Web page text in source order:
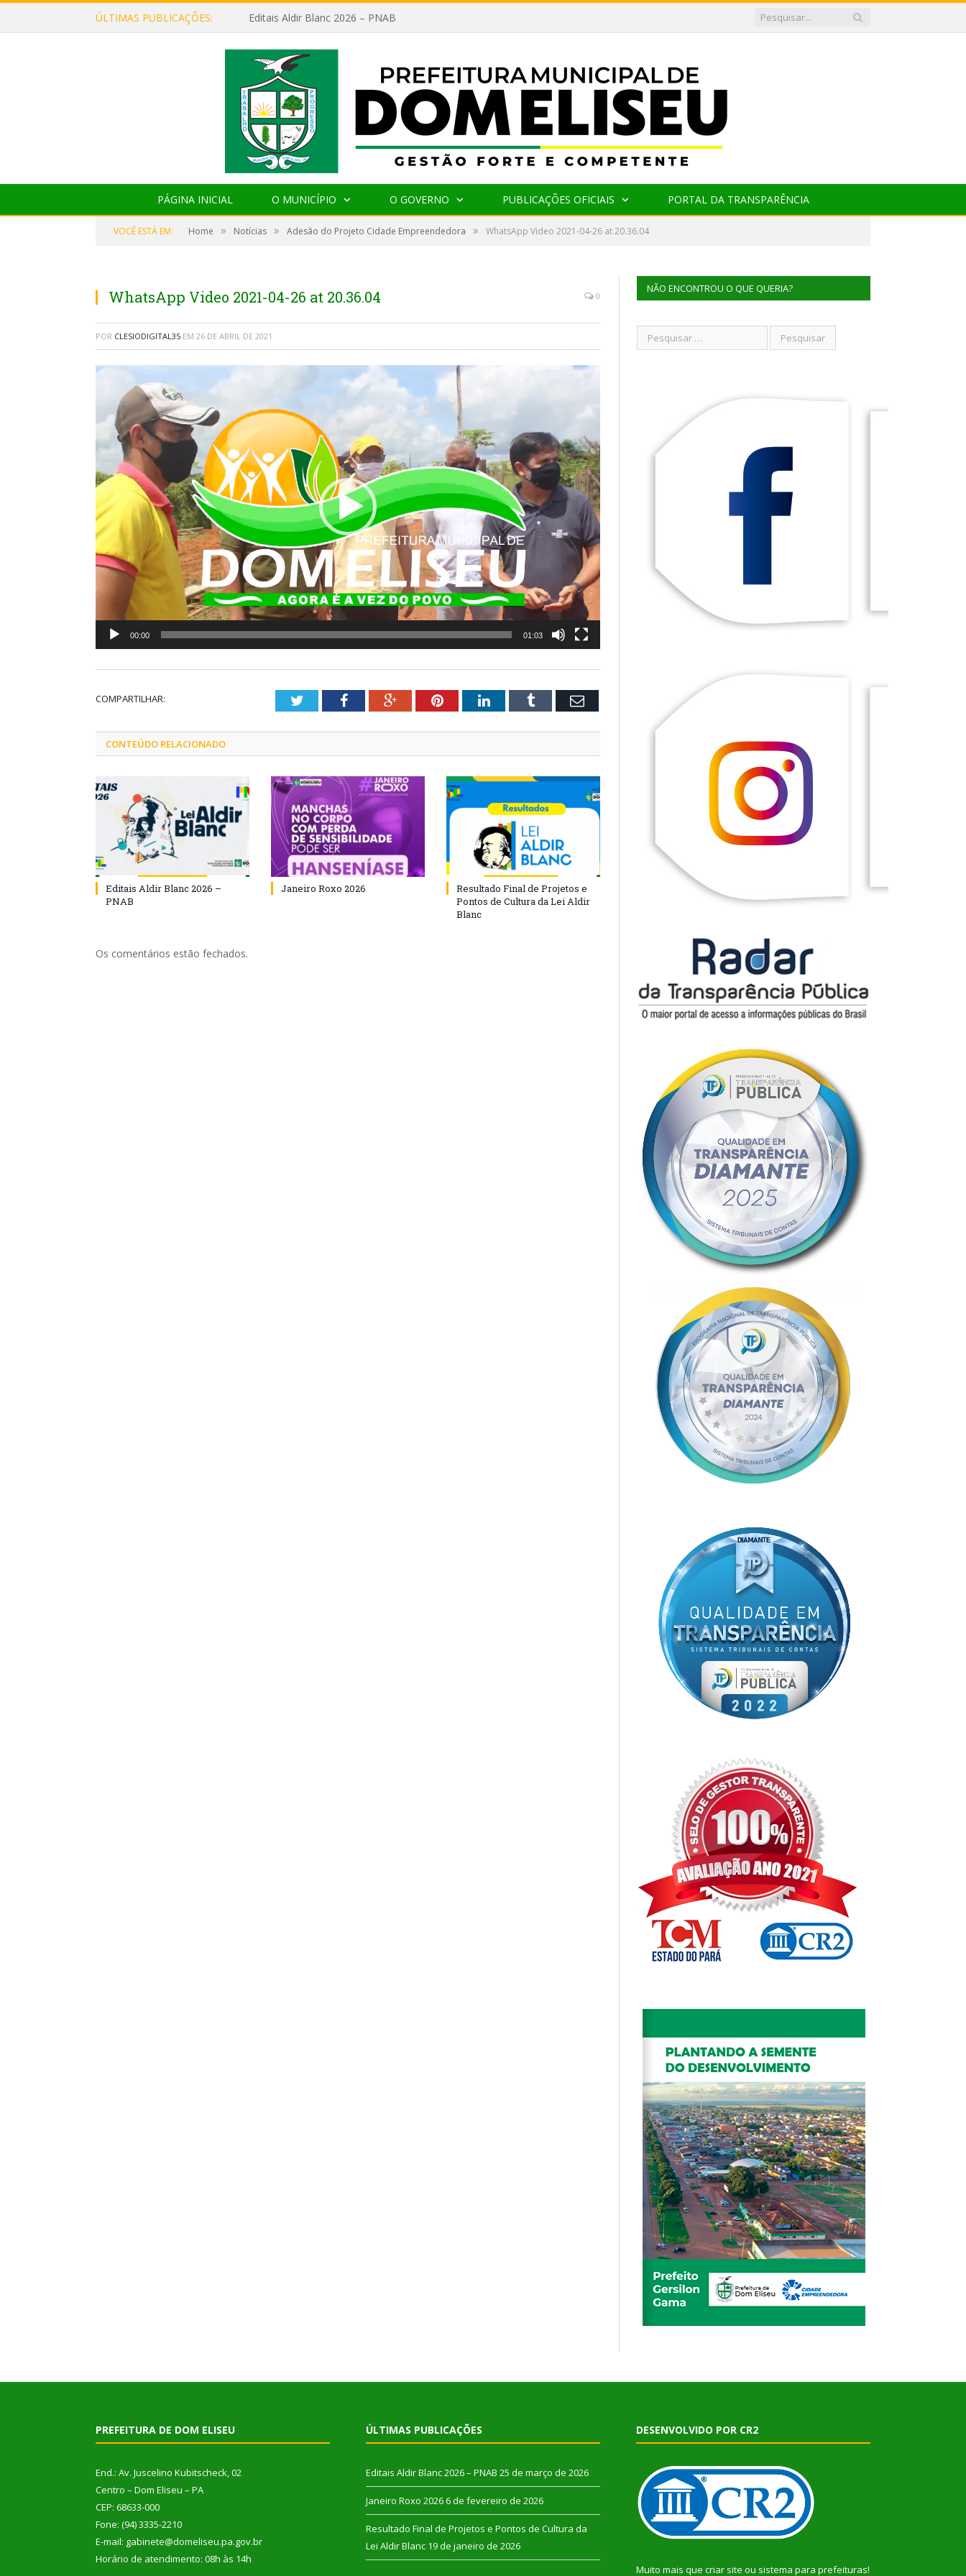
ÚLTIMAS PUBLICAÇÕES: Editais Aldir Blanc 2026 – PNAB
PÁGINA INICIAL O MUNICÍPIO O GOVERNO PUBLICAÇÕES OFICIAIS PORTAL DA TRANSPARÊNCIA
VOCÊ ESTÁ EM: Home » Notícias » Adesão do Projeto Cidade Empreendedora » WhatsApp Video 2021-04-26 at 20.36.04
WhatsApp Video 2021-04-26 at 20.36.04 0
POR CLESIODIGITAL35 EM 26 DE ABRIL DE 2021
Tocador
vídeo
00:00 01:03
COMPARTILHAR: TwitterFacebookGoogle+PinterestLinkedInTumblr Email
CONTEÚDO RELACIONADO
Editais Aldir Blanc 2026 –
PNAB
Janeiro Roxo 2026
Resultado Final de Projetos e
Pontos de Cultura da Lei Aldir
Blanc
Os comentários estão fechados.
NÃO ENCONTROU O QUE QUERIA?
PREFEITURA DE DOM ELISEU
End.: Av. Juscelino Kubitscheck, 02
Centro – Dom Eliseu – PA
CEP: 68633-000
Fone: (94) 3335-2210
E-mail: gabinete@domeliseu.pa.gov.br
Horário de atendimento: 08h às 14h
ÚLTIMAS PUBLICAÇÕES
Editais Aldir Blanc 2026 – PNAB 25 de março de 2026
Janeiro Roxo 2026 6 de fevereiro de 2026
Resultado Final de Projetos e Pontos de Cultura da
Lei Aldir Blanc 19 de janeiro de 2026
DESENVOLVIDO POR CR2
Muito mais que criar site ou sistema para prefeituras!